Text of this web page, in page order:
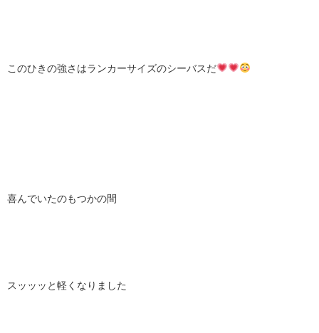
このひきの強さはランカーサイズのシーバスだ
喜んでいたのもつかの間
スッッッと軽くなりました